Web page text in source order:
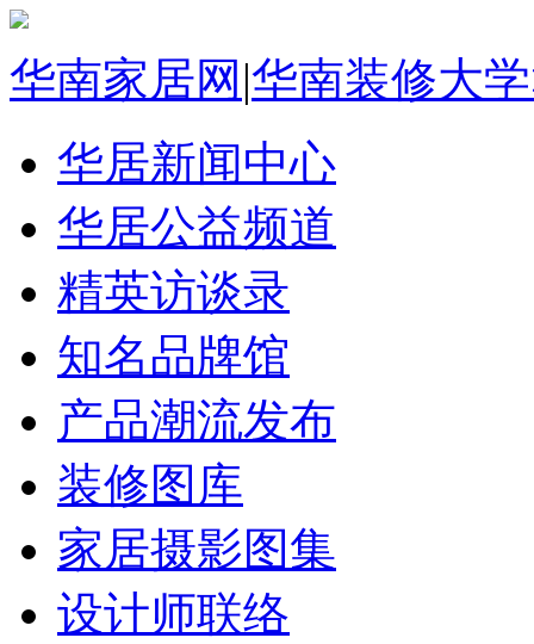
华南家居网 |华南装修大
华居新闻中心
华居公益频道
精英访谈录
知名品牌馆
产品潮流发布
装修图库
家居摄影图集
设计师联络